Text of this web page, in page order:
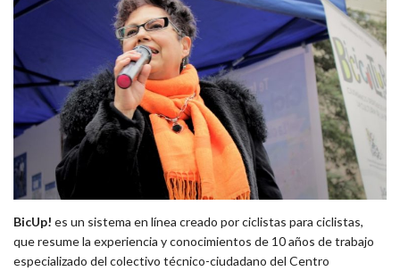
BicUp! es un sistema en línea creado por ciclistas para ciclistas,
que resume la experiencia y conocimientos de 10 años de trabajo
especializado del colectivo técnico-ciudadano del Centro